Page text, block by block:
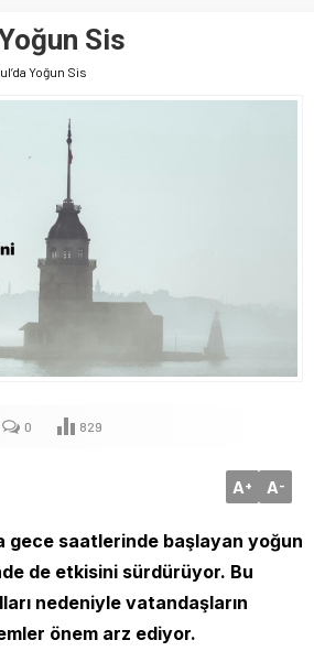
Sis
Yoğun Sis
0 829
A+ A-
gece saatlerinde başlayan yoğun
de etkisini sürdürüyor. Bu
nedeniyle vatandaşların
önem arz ediyor.